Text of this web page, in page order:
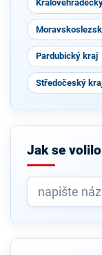
Pardubický kraj
Středočeský
Jak se